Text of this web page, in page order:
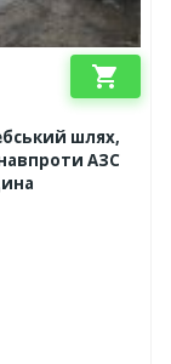
shopping_cart
шлях,
АЗС